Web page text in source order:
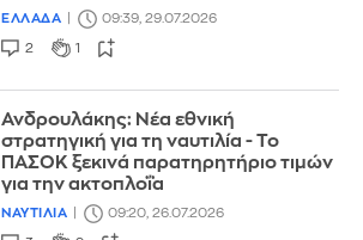
ΕΛΛΑΔΑ 09:39, 29.07.2026
2 1
Ανδρουλάκης: Νέα εθνική
στρατηγική για τη ναυτιλία - Το
ΠΑΣΟΚ ξεκινά παρατηρητήριο τιμών
για την ακτοπλοΐα
ΝΑΥΤΙΛΙΑ 09:20, 26.07.2026